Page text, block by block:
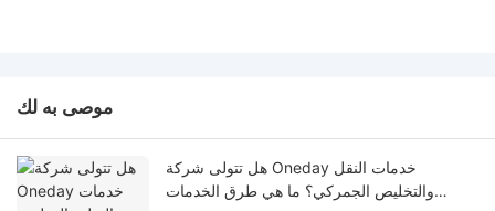
موصى به لك
هل تتولى شركة Oneday خدمات النقل
والتخليص الجمركي؟ ما هي طرق الخدمات